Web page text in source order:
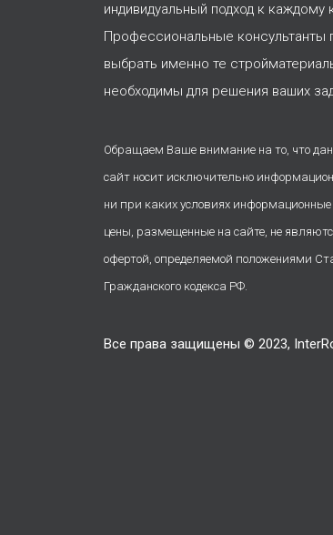
индивидуальный подход к каждому
Профессиональные консультанты
выбрать именно те
необходимы для решения ваших
Обращаем Ваше внимание на то, что
сайт носит исключительно
ни при каких условиях
цены, размещенные на сайте, не
офертой, определяемой положениями
Гражданского кодекса РФ.
Все права защищены © 2023,